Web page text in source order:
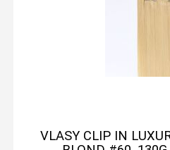
VLASY CLIP IN